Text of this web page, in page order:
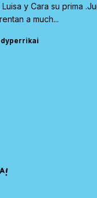
y Cara su prima
a much...